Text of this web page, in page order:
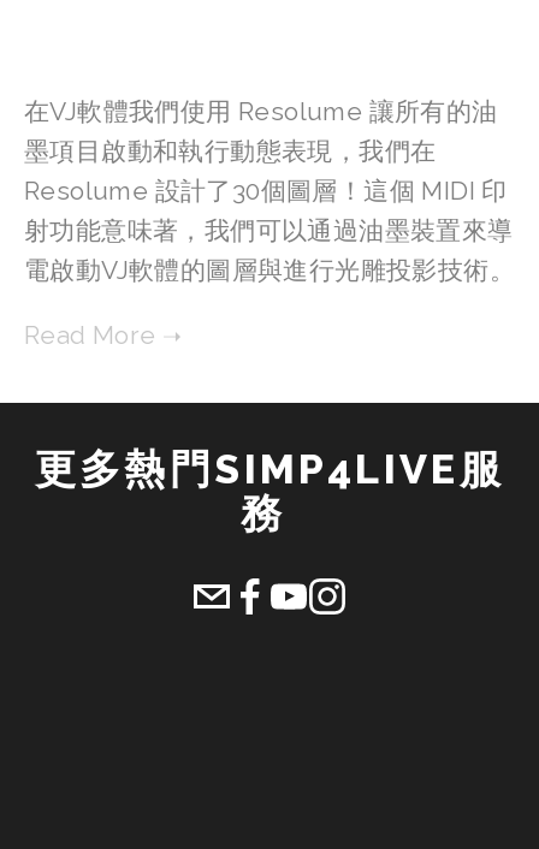
在VJ軟體我們使用 Resolume 讓所有的油
墨項目啟動和執行動態表現，我們在
Resolume 設計了30個圖層！這個 MIDI 印
射功能意味著，我們可以通過油墨裝置來導
電啟動VJ軟體的圖層與進行光雕投影技術。
更多熱門SIMP4LIVE服
務